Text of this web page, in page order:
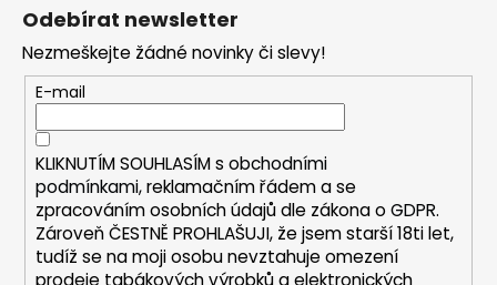
j
í
t
?
HLEDAT
Odebírat newsletter
Nezmeškejte žádné novinky či slevy!
E-mail
KLIKNUTÍM SOUHLASÍM s obchodními
podmínkami,reklamačním řádem a se
zpracováním osobních údajů dle zákona oGDPR.
Zároveň ČESTNĚ PROHLAŠUJI, že jsem starší 18ti let,
tudíž se na moji osobu nevztahuje omezení
prodeje tabákových výrobků a elektronických